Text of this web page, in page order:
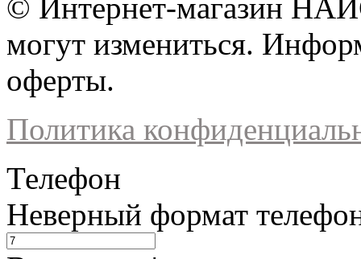
© Интернет-магазин
могут измениться.
оферты.
Политика
Телефон
Неверный формат